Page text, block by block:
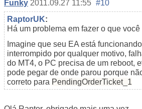
Funky 2011.09.27 11:55 #10
RaptorUK:
Há um problema em fazer o que
Imagine que seu EA está
interrompido por qualquer motivo,
do MT4, o PC precisa de um reboot,
pode pegar de onde parou porque
correto para PendingOrderTicket_1